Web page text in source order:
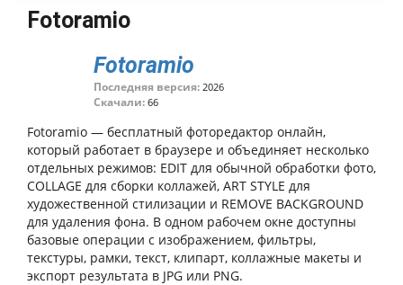
Fotoramio
Fotoramio
Последняя версия: 2026
Скачали: 66
Fotoramio — бесплатный фоторедактор онлайн,
который работает в браузере и объединяет несколько
отдельных режимов: EDIT для обычной обработки фото,
COLLAGE для сборки коллажей, ART STYLE для
художественной стилизации и REMOVE BACKGROUND
для удаления фона. В одном рабочем окне доступны
базовые операции с изображением, фильтры,
текстуры, рамки, текст, клипарт, коллажные макеты и
экспорт результата в JPG или PNG.